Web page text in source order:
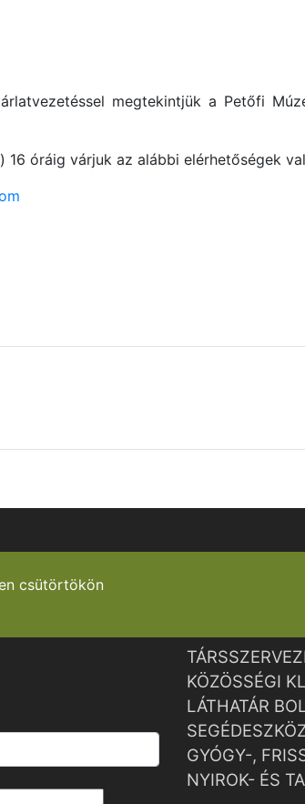
megtekintjük a Petőfi
óráig várjuk az alábbi elérhetőségek
csütörtökön
KÖZÖSSÉGI
LÁTHATÁR
GYÓGY-,
NYIROK- ÉS